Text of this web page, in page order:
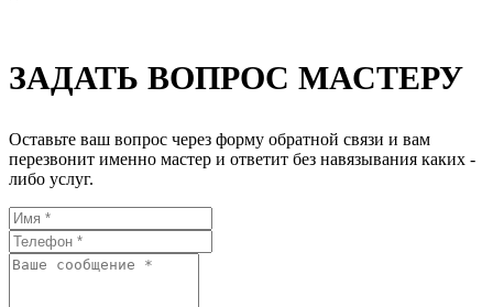
ЗАДАТЬ ВОПРОС МАСТЕРУ
Оставьте ваш вопрос через форму обратной связи и вам
перезвонит именно мастер и ответит без навязывания каких -
либо услуг.